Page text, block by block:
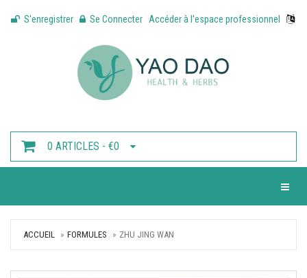
S'enregistrer Se Connecter Accéder à l'espace professionnel
0 ARTICLES - €0
ACCUEIL FORMULES ZHU JING WAN